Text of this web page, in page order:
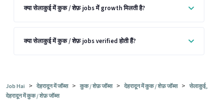
क्या सेलाकुई में कुक / शेफ़ jobs में growth मिलती है?
क्या सेलाकुई में कुक / शेफ़ jobs verified होती हैं?
Job Hai > देहरादून में जॉब्स > कुक / शेफ़ जॉब्स > देहरादून में कुक / शेफ़ जॉब्स > सेलाकुई,
देहरादून में कुक / शेफ़ जॉब्स